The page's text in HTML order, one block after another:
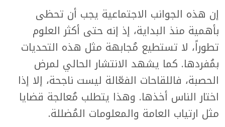
إن هذه الجوانب الاجتماعية يجب أن تحظى
بأهمية منذ البداية، إذ إنه حتى أكثر العلوم
تطوراً، لا تستطيع مُجابهة مثل هذه التحديات
بمُفردها. كما يشهد الانتشار الحالي لمرض
الحصبة، فاللقاحات الفعّالة ليست ناجحة، إلا إذا
اختار الناس أخذها. وهذا يتطلب مُعالجة قضايا
مثل ارتياب العامة والمعلومات المُضللة.